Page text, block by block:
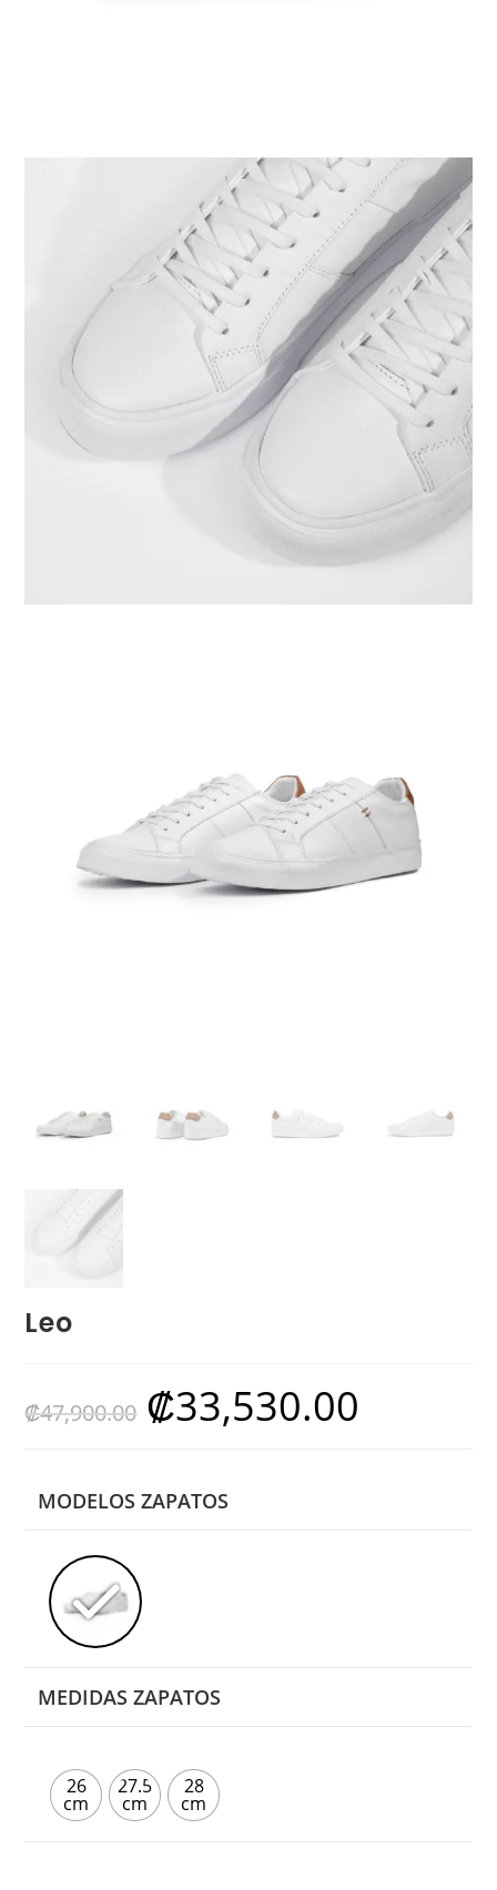
Leo
₡47,900.00
El
precio
original
₡33,530.00
MODELOS ZAPATOS
MEDIDAS ZAPATOS
26
cm
27.5
cm
28
cm